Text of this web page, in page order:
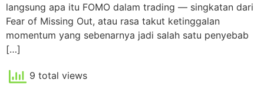
langsung apa itu FOMO dalam trading — singkatan dari
Fear of Missing Out, atau rasa takut ketinggalan
momentum yang sebenarnya jadi salah satu penyebab
[…]
9 total views